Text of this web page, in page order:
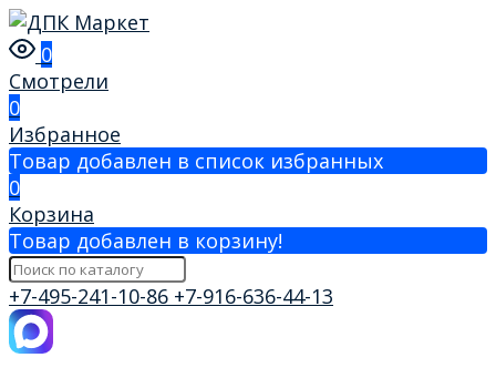
0
Смотрели
0
Избранное
Товар добавлен в список избранных
0
Корзина
Товар добавлен в корзину!
+7-495-241-10-86 +7-916-636-44-13